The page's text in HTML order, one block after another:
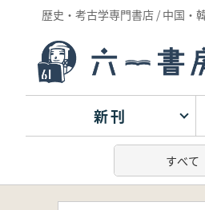
歴史・考古学専門書店 / 中国・
新刊